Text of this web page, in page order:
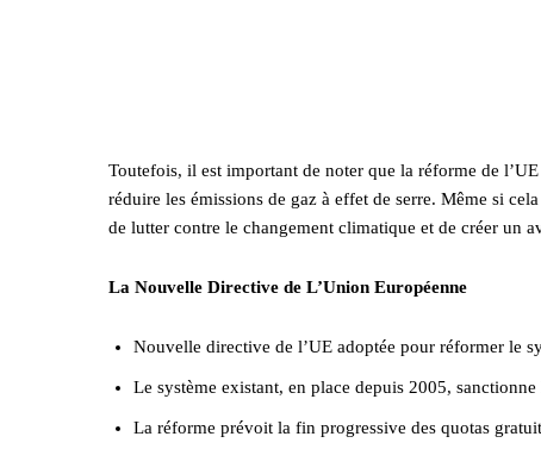
Toutefois, il est important de noter que la réforme de
réduire les émissions de gaz à effet de serre. Même si
de lutter contre le changement climatique et de créer un
La Nouvelle Directive de L’Union Européenne
Nouvelle directive de l’UE adoptée pour réformer le
Le système existant, en place depuis 2005,
La réforme prévoit la fin progressive des quotas